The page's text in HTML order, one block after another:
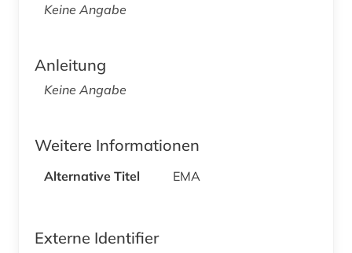
Keine Angabe
Anleitung
Keine Angabe
Weitere Informationen
Alternative Titel EMA
Externe Identifier